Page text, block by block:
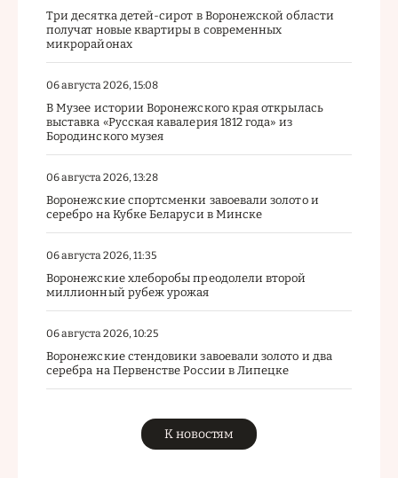
Три десятка детей-сирот в Воронежской области
получат новые квартиры в современных
микрорайонах
06 августа 2026, 15:08
В Музее истории Воронежского края открылась
выставка «Русская кавалерия 1812 года» из
Бородинского музея
06 августа 2026, 13:28
Воронежские спортсменки завоевали золото и
серебро на Кубке Беларуси в Минске
06 августа 2026, 11:35
Воронежские хлеборобы преодолели второй
миллионный рубеж урожая
06 августа 2026, 10:25
Воронежские стендовики завоевали золото и два
серебра на Первенстве России в Липецке
К новостям